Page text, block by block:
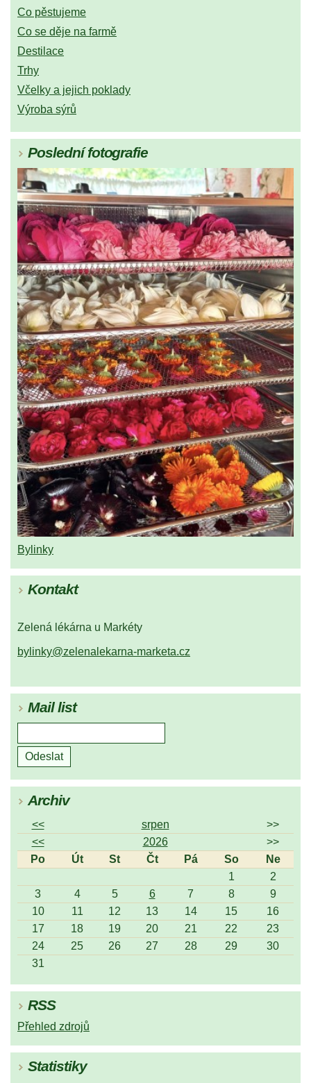
Co pěstujeme
Co se děje na farmě
Destilace
Trhy
Včelky a jejich poklady
Výroba sýrů
Poslední fotografie
Bylinky
Kontakt
Zelená lékárna u Markéty
bylinky@zelenalekarna-marketa.cz
Mail list
Archiv
<< srpen
>>
<<
2026
>>
Po
Út St Čt Pá So
Ne
1
2
3
4 5 6 7 8
9
10
11 12 13 14 15
16
17
18 19 20 21 22
23
24
25 26 27 28 29
30
31
RSS
Přehled zdrojů
Statistiky